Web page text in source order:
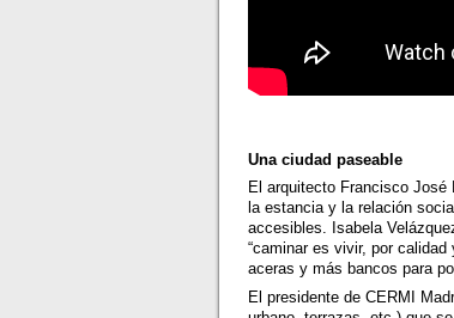
Una ciudad paseable
El arquitecto Francisco
la estancia y la relación
accesibles. Isabela
“caminar es vivir, por
aceras y más bancos para
El presidente de CERMI